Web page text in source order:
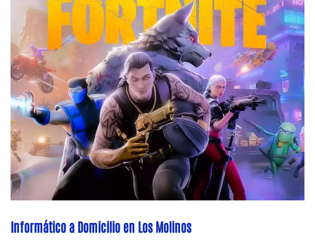
Informático a Domicilio en Los Molinos